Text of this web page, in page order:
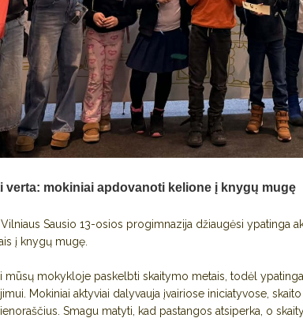
verta: mokiniai apdovanoti kelione į knygų mugę
Sausio 13-osios progimnazija džiaugėsi ypatinga
į knygų mugę.
mūsų mokykloje paskelbti skaitymo metais, todėl
Mokiniai aktyviai dalyvauja įvairiose iniciatyvose,
Smagu matyti, kad pastangos atsiperka, o